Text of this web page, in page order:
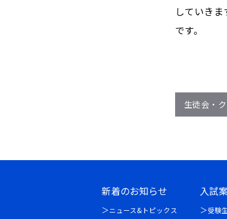
していき
です。
生徒会・
新着のお知らせ
ニュース&トピックス
入試
受験